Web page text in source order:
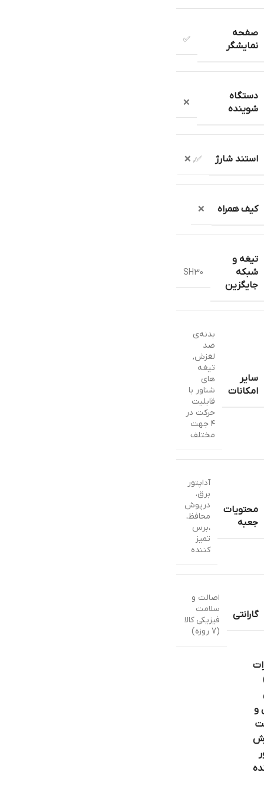
صفحه
نمایشگر
✅
دستگاه
شوینده
❌
استند شارژ ✅
,
❌
کیف همراه ❌
تیغه و
شبکه
جایگزین
SH30
سایر
امکانات
بدنه‌ی
ضد
لغزش,
تیغه
های
شناور با
قابلیت
حرکت در
۴ جهت
مختلف
محتویات
جعبه
آداپتور
برق،
درپوش
محافظ،
،برس
تميز
کننده
گارانتی
اصالت و
سلامت
فیزیکی کالا
(7 روزه)
و